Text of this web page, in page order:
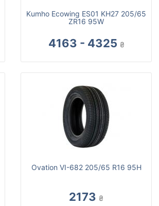
Kumho Ecowing ES01 KH27 205/65
ZR16 95W
4163 - 4325 ₴
Ovation VI-682 205/65 R16 95H
2173 ₴